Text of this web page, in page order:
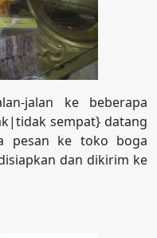
jalan ke beberapa
sempat} datang
pesan ke toko boga
dan dikirim ke